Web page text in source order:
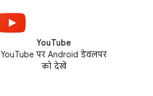
YouTube
YouTube पर Android डेवलपर
को देखें